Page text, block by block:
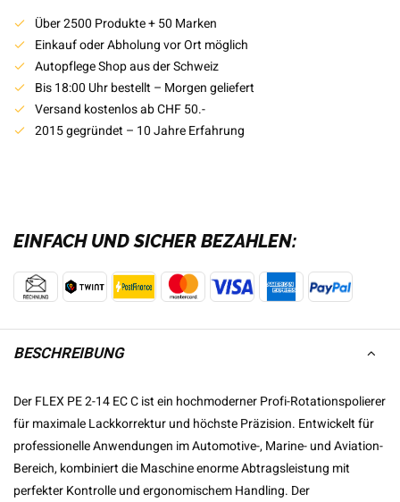
Über 2500 Produkte + 50 Marken
Einkauf oder Abholung vor Ort möglich
Autopflege Shop aus der Schweiz
Bis 18:00 Uhr bestellt – Morgen geliefert
Versand kostenlos ab CHF 50.-
2015 gegründet – 10 Jahre Erfahrung
EINFACH UND SICHER BEZAHLEN:
BESCHREIBUNG
DerFLEXPE 2-14 EC C ist ein hochmoderner Profi-Rotationspolierer
für maximale Lackkorrektur und höchste Präzision. Entwickelt für
professionelle Anwendungen im Automotive-, Marine- und Aviation-
Bereich, kombiniert die Maschine enorme Abtragsleistung mit
perfekter Kontrolle und ergonomischem Handling. Der